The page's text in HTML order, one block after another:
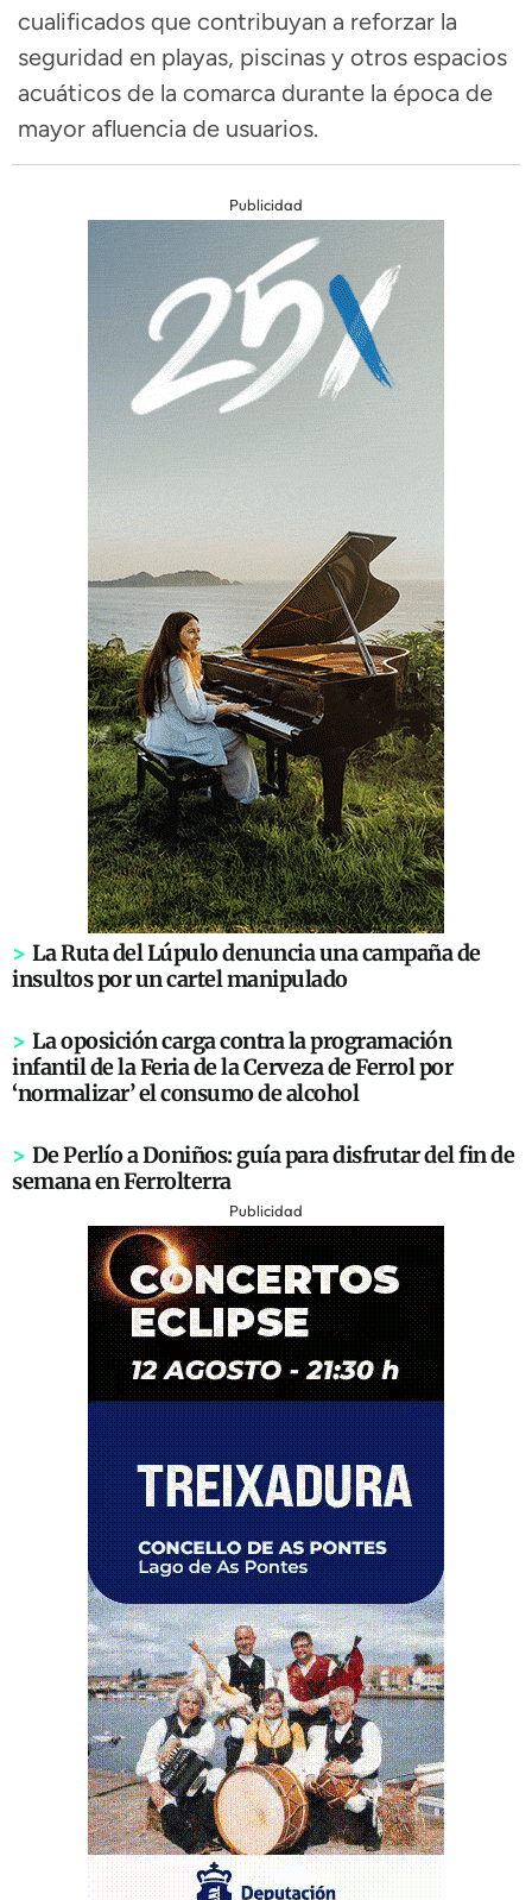
cualificados que contribuyan a reforzar la
seguridad en playas, piscinas y otros espacios
acuáticos de la comarca durante la época de
mayor afluencia de usuarios.
Publicidad
> La Ruta del Lúpulo denuncia una campaña de
insultos por un cartel manipulado
> La oposición carga contra la programación
infantil de la Feria de la Cerveza de Ferrol por
‘normalizar’ el consumo de alcohol
> De Perlío a Doniños: guía para disfrutar del fin de
semana en Ferrolterra
Publicidad